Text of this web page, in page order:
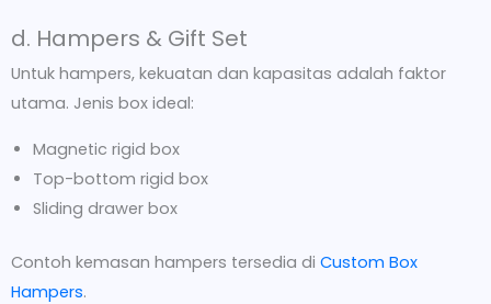
d. Hampers & Gift Set
Untuk hampers, kekuatan dan kapasitas adalah faktor
utama. Jenis box ideal:
Magnetic rigid box
Top-bottom rigid box
Sliding drawer box
Contoh kemasan hampers tersedia di Custom Box
Hampers.